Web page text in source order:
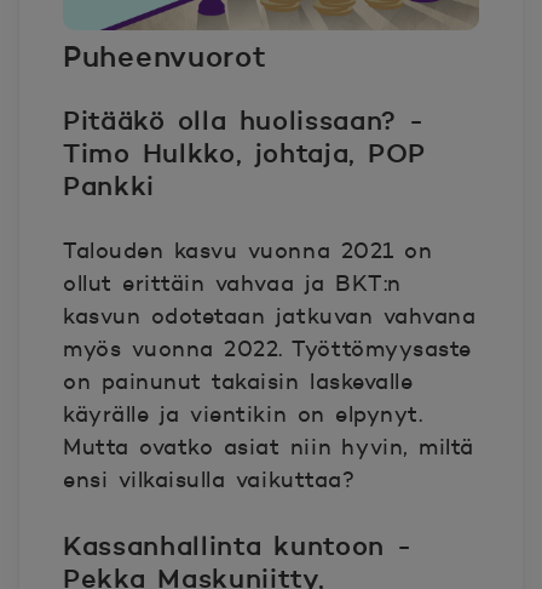
Puheenvuorot
Pitääkö olla huolissaan? ​-
Timo Hulkko, johtaja, POP
Pankki
Talouden kasvu vuonna 2021 on
ollut erittäin vahvaa ja BKT:n
kasvun odotetaan jatkuvan vahvana
myös vuonna 2022. Työttömyysaste
on painunut takaisin laskevalle
käyrälle ja vientikin on elpynyt.
Mutta ovatko asiat niin hyvin, miltä
ensi vilkaisulla vaikuttaa? ​
Kassanhallinta kuntoon ​-
Pekka Maskuniitty,